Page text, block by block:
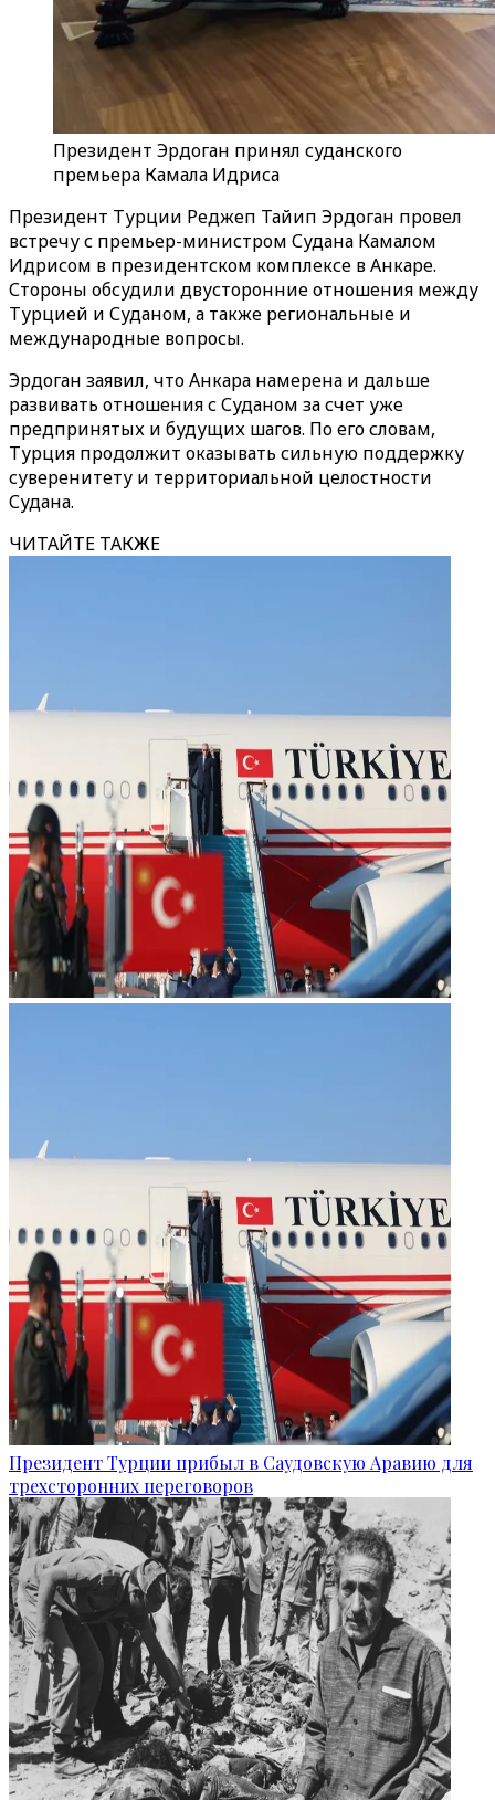
Президент Эрдоган принял суданского
премьера Камала Идриса
Президент Турции Реджеп Тайип Эрдоган провел
встречу с премьер-министром Судана Камалом
Идрисом в президентском комплексе в Анкаре.
Стороны обсудили двусторонние отношения между
Турцией и Суданом, а также региональные и
международные вопросы.
Эрдоган заявил, что Анкара намерена и дальше
развивать отношения с Суданом за счет уже
предпринятых и будущих шагов. По его словам,
Турция продолжит оказывать сильную поддержку
суверенитету и территориальной целостности
Судана.
ЧИТАЙТЕ ТАКЖЕ
Президент Турции прибыл в Саудовскую Аравию для
трехсторонних переговоров